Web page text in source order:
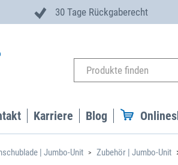
30 Tage Rückgaberecht
Karriere Blog
| Jumbo-Unit Zubehör | Jumbo-Unit